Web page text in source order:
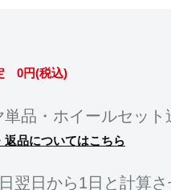
0円(税込)
単品・ホイールセット
返品についてはこちら
翌日から1日と計算